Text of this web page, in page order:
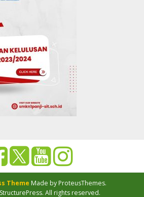
Theme Made by ProteusThemes.
All rights reserved.